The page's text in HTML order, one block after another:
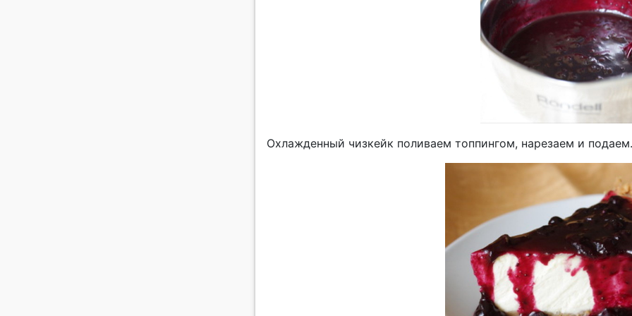
Охлажденный чизкейк поливаем топпингом, нарезаем и подаем.